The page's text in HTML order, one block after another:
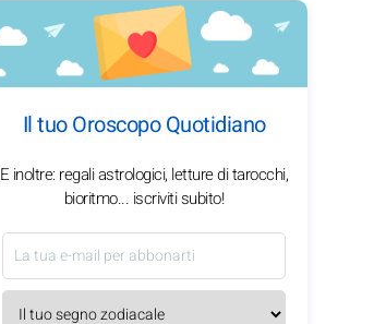
Il tuo Oroscopo Quotidiano
E inoltre: regali astrologici, letture di tarocchi,
bioritmo... iscriviti subito!